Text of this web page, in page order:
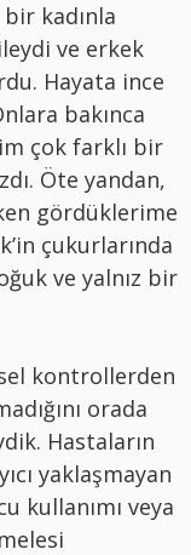
kadınla
ve erkek
Hayata ince
bakınca
çok farklı bir
Öte yandan,
gördüklerime
çukurlarında
ve yalnız bir
kontrollerden
orada
Hastaların
yaklaşmayan
kullanımı veya